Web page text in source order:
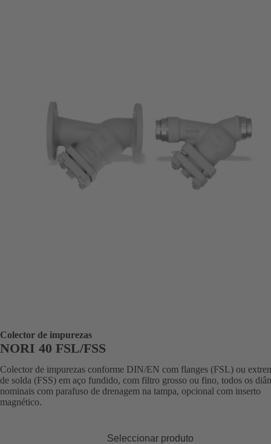
Colector de impurezas
NORI 40 FSL/FSS
Colector de impurezas conforme DIN/EN com flanges (FSL) ou
de solda (FSS) em aço fundido, com filtro grosso ou fino, todos os
nominais com parafuso de drenagem na tampa, opcional com inserto
magnético.
Seleccionar produto